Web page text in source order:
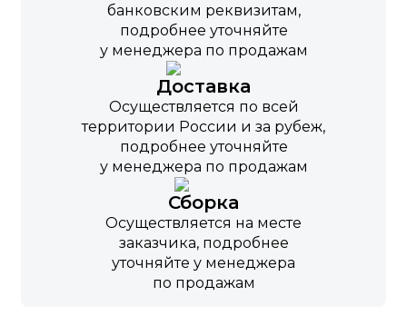
банковским реквизитам,
подробнее уточняйте
у менеджера по продажам
Доставка
Осуществляется по всей
территории России и за рубеж,
подробнее уточняйте
у менеджера по продажам
Сборка
Осуществляется на месте
заказчика, подробнее
уточняйте у менеджера
по продажам